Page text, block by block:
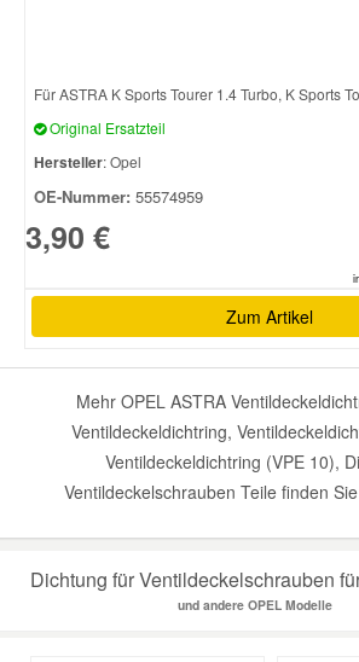
Für ASTRA K Sports Tourer 1.4 Turbo, K Sports
Original Ersatzteil
Hersteller: Opel
OE-Nummer: 55574959
3,90 €
Zum Artikel
Mehr OPEL ASTRA
Ventildeckeldichtring,
Ventildeckeldichtring (VPE 10),
Ventildeckelschrauben Teile finden
Dichtung für Ventildeckelschrauben
und andere OPEL Modelle